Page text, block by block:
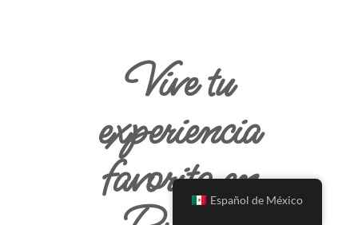
Vive tu
experiencia
favorita enEspañol de México